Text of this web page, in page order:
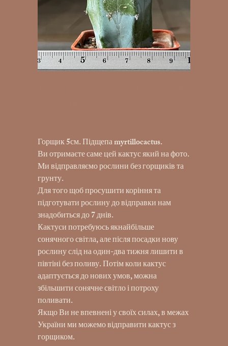
Горщик 5см. Підщепа myrtillocactus.
Ви отримаєте саме цей кактус який на фото.
Ми відправляємо рослини без горщиків та
грунту.
Для того щоб просушити коріння та
підготувати рослину до відправки нам
знадобиться до 7 днів.
Кактуси потребуюсь якнайбільше
сонячного світла, але після посадки нову
рослину слід на один-два тижня лишити в
півтіні без поливу. Потім коли кактус
адаптується до нових умов, можна
збільшити сонячне світло і потроху
поливати.
Якщо Ви не впевнені у своїх силах, в межах
України ми можемо відправити кактус з
горщиком.